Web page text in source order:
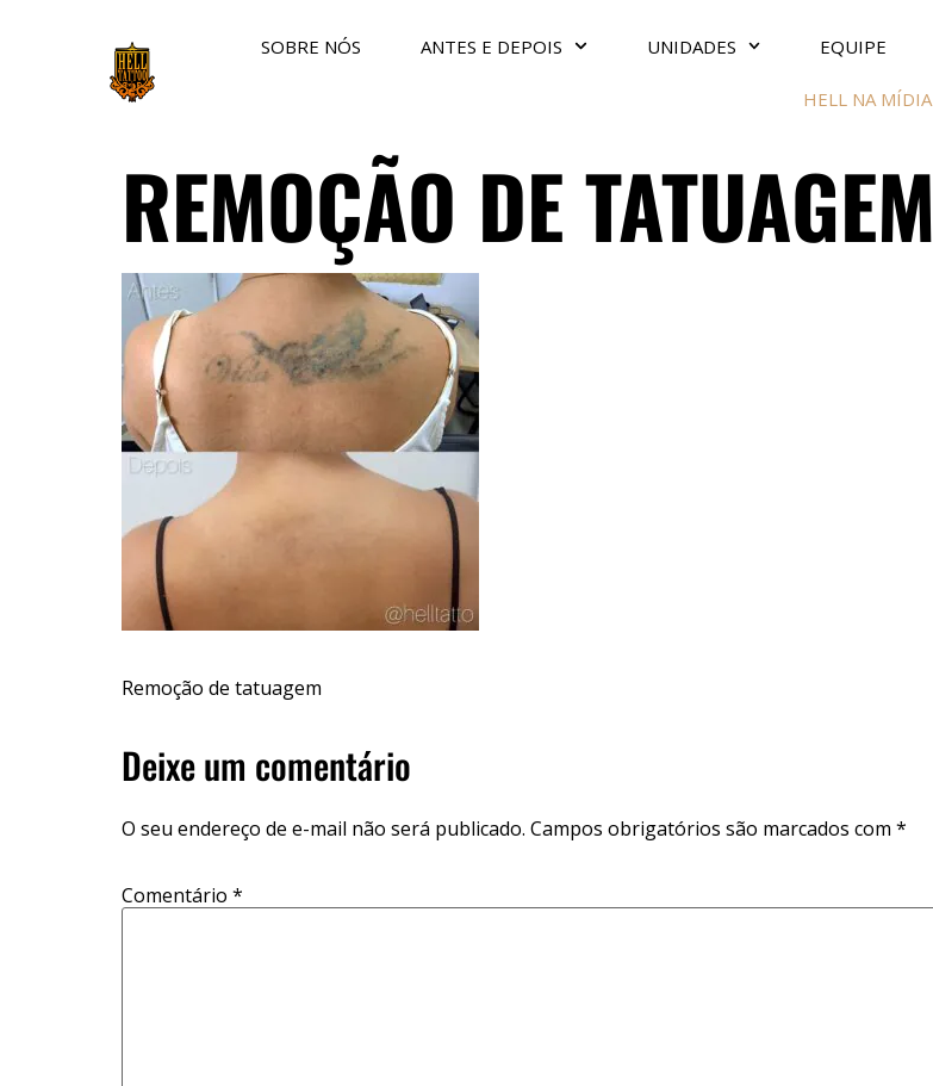
SOBRE NÓS ANTES E DEPOIS UNIDADES EQUIPE
HELL NA MÍDIA
REMOÇÃO DE TATUAGEM
Remoção de tatuagem
Deixe um comentário
O seu endereço de e-mail não será publicado. Campos obrigatórios são marcados com *
Comentário *